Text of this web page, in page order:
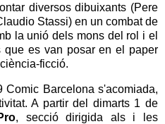
diversos dibuixants (Pere
Stassi) en un combat de
la unió dels mons del rol i el
que es van posar en el paper
ficció.
Comic Barcelona s'acomiada,
A partir del dimarts 1 de
, secció dirigida als i les